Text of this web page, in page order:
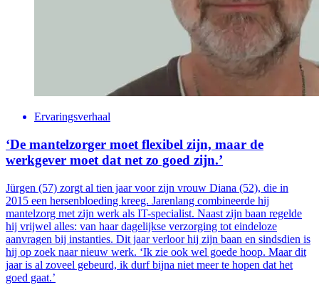
Ervaringsverhaal
‘De mantelzorger moet flexibel zijn, maar de
werkgever moet dat net zo goed zijn.’
Jürgen (57) zorgt al tien jaar voor zijn vrouw Diana (52), die in
2015 een hersenbloeding kreeg. Jarenlang combineerde hij
mantelzorg met zijn werk als IT-specialist. Naast zijn baan regelde
hij vrijwel alles: van haar dagelijkse verzorging tot eindeloze
aanvragen bij instanties. Dit jaar verloor hij zijn baan en sindsdien is
hij op zoek naar nieuw werk. ‘Ik zie ook wel goede hoop. Maar dit
jaar is al zoveel gebeurd, ik durf bijna niet meer te hopen dat het
goed gaat.’